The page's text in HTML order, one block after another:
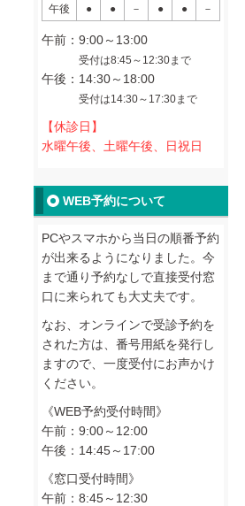
午後
● ● － ● ● －
午前：9:00～13:00
受付は8:45～12:30まで
午後：14:30～18:00
受付は14:30～17:30まで
【休診日】
水曜午後、土曜午後、日祝日
WEB予約について
PCやスマホから当日の順番予約
が出来るようになりました。今
まで通り予約なしで直接受付窓
口に来られても大丈夫です。
なお、オンラインで受診予約を
された方は、番号用紙を発行し
ますので、一度受付にお声かけ
ください。
《WEB予約受付時間》
午前：9:00～12:00
午後：14:45～17:00
《窓口受付時間》
午前：8:45～12:30